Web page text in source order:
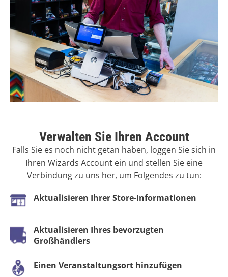
Verwalten Sie Ihren Account
Falls Sie es noch nicht getan haben, loggen Sie sich in
Ihren Wizards Account ein und stellen Sie eine
Verbindung zu uns her, um Folgendes zu tun:
Aktualisieren Ihrer Store-Informationen
Aktualisieren Ihres bevorzugten
Großhändlers
Einen Veranstaltungsort hinzufügen